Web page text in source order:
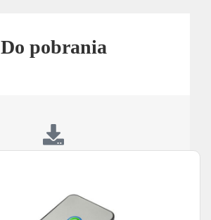
Do pobrania